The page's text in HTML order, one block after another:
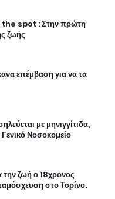
spot : Στην πρώτη
ζωής
επέμβαση για να τα
με μηνιγγίτιδα,
Νοσοκομείο
την ζωή ο 18χρονος
στο Τορίνο.